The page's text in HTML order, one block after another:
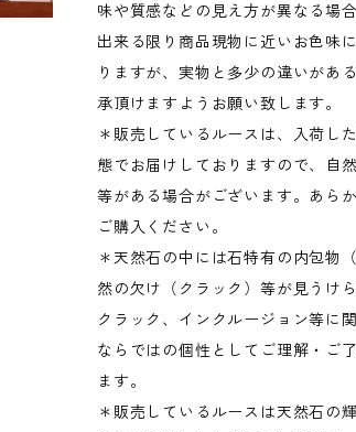
味や質感などの見え方が異なる場
出来る限り商品現物に近いお色味
りますが、実物と多少の違いがあ
承頂けますようお願い致します。
＊販売しているルースは、入荷し
態でお届けしておりますので、自
等がある場合がございます。あら
ご購入ください。
＊天然石の中には石特有の内包物
然の欠け（クラック）等が見うけ
クラック、インクルージョン等に
ならではの個性としてご理解・ご
ます。
＊販売しているルースは天然石の